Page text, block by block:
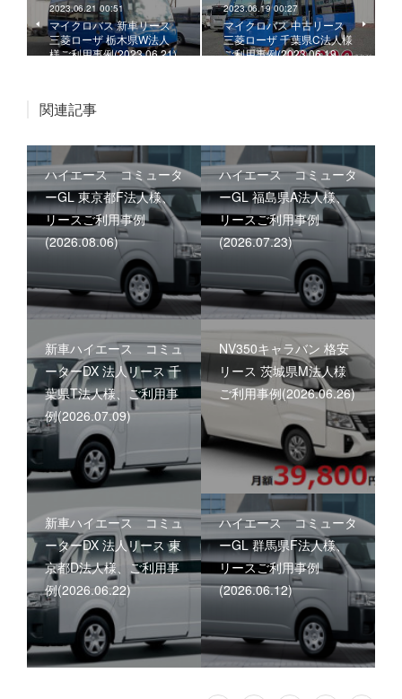
2023.06.21 00:51
マイクロバス 新車リース
三菱ローザ 栃木県W法人
様ご利用事例(2023.06.21)
2023.06.19 00:27
マイクロバス 中古リース
三菱ローザ 千葉県C法人様
ご利用事例(2023.06.19
関連記事
ハイエース コミュータ
ーGL 東京都F法人様、
リースご利用事例
(2026.08.06)
ハイエース コミュータ
ーGL 福島県A法人様、
リースご利用事例
(2026.07.23)
新車ハイエース コミュ
ーターDX 法人リース 千
葉県T法人様、ご利用事
例(2026.07.09)
NV350キャラバン 格安
リース 茨城県M法人様
ご利用事例(2026.06.26)
新車ハイエース コミュ
ーターDX 法人リース 東
京都D法人様、ご利用事
例(2026.06.22)
ハイエース コミュータ
ーGL 群馬県F法人様、
リースご利用事例
(2026.06.12)